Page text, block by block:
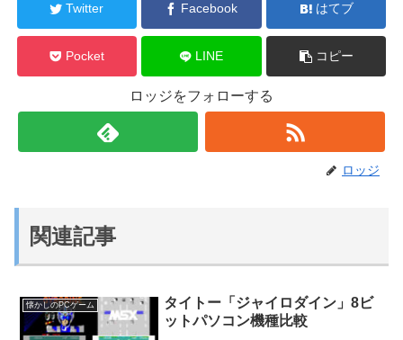
Twitter Facebook はてブ
Pocket LINE コピー
ロッジをフォローする
ロッジ
関連記事
懐かしのPCゲーム
タイトー「ジャイロダイン」8ビ
ットパソコン機種比較